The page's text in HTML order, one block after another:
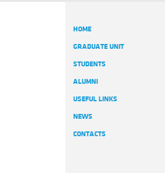
HOME
GRADUATE UNIT
STUDENTS
ALUMNI
USEFUL LINKS
NEWS
CONTACTS